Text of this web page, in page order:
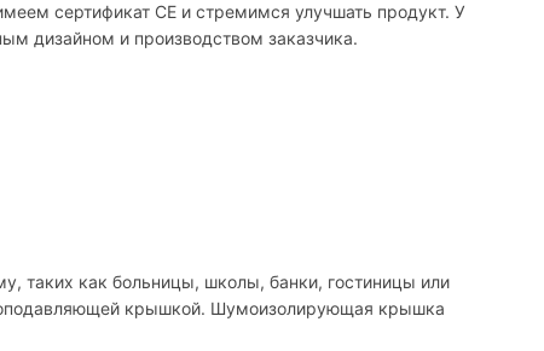
сертификат CE и стремимся улучшать продукт. У
дизайном и производством заказчика.
таких как больницы, школы, банки, гостиницы или
крышкой. Шумоизолирующая крышка